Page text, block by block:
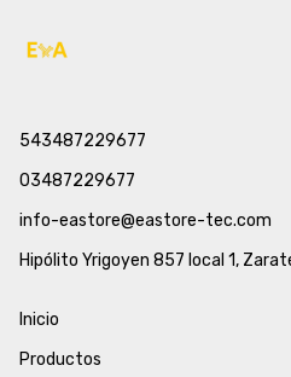
543487229677
03487229677
info-eastore@eastore-tec.com
Hipólito Yrigoyen 857 local 1,
Inicio
Productos